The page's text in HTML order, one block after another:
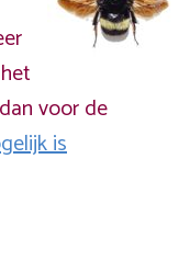
voor de
is